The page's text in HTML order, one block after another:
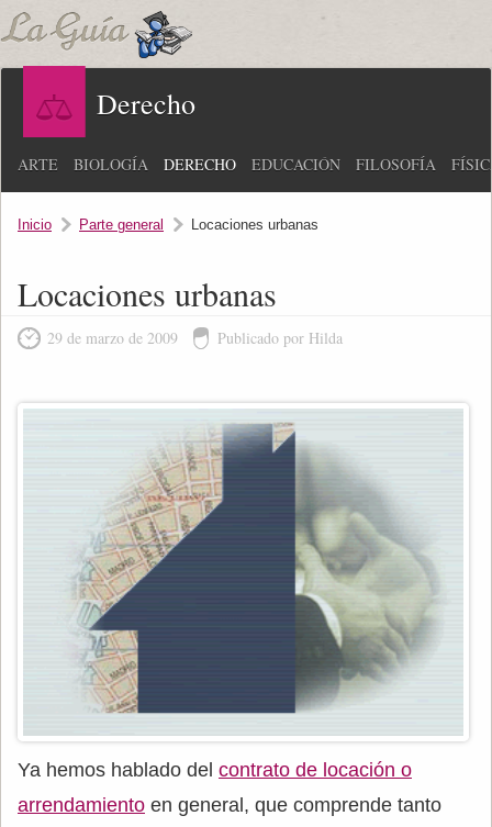
Derecho
ARTE BIOLOGÍA DERECHO EDUCACIÓN FILOSOFÍA
Inicio Parte general Locaciones urbanas
Locaciones urbanas
29 de marzo de 2009 Publicado por Hilda
Ya hemos hablado del contrato de locación o
arrendamiento en general, que comprende tanto